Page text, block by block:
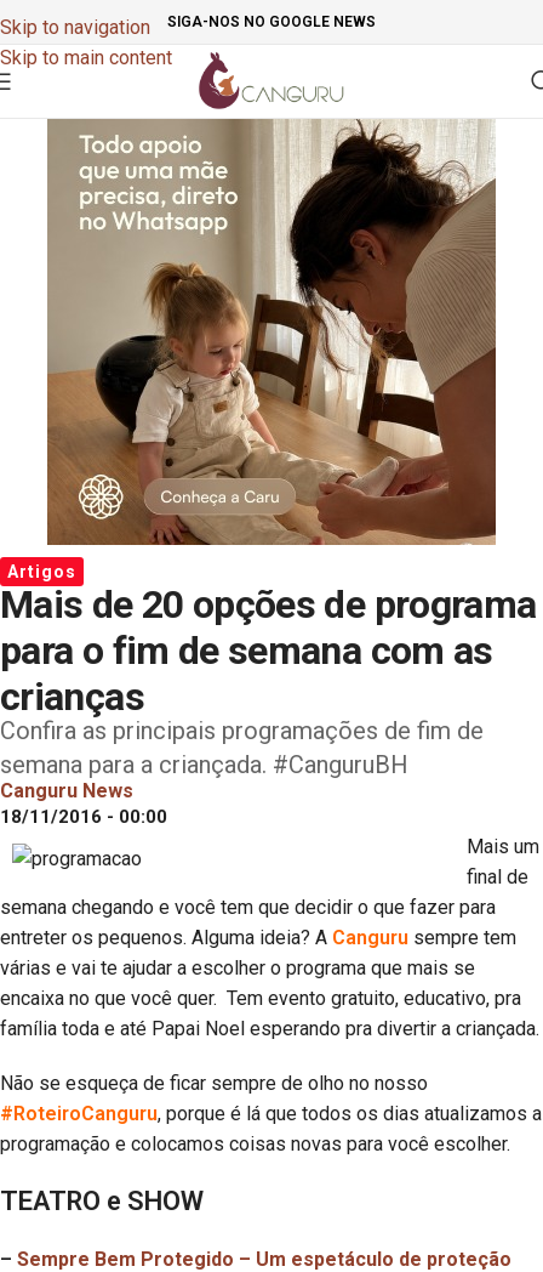
Skip to navigation
Skip to main content
SIGA-NOS NO GOOGLE NEWS
Artigos
Mais de 20 opções de programa
para o fim de semana com as
crianças
Confira as principais programações de fim de
semana para a criançada. #CanguruBH
Canguru News
18/11/2016 - 00:00
Mais um
final de
semana chegando e você tem que decidir o que fazer para
entreter os pequenos. Alguma ideia? A Canguru sempre tem
várias e vai te ajudar a escolher o programa que mais se
encaixa no que você quer. Tem evento gratuito, educativo, pra
família toda e até Papai Noel esperando pra divertir a criançada.
Não se esqueça de ficar sempre de olho no nosso
#RoteiroCanguru, porque é lá que todos os dias atualizamos a
programação e colocamos coisas novas para você escolher.
TEATRO e SHOW
– Sempre Bem Protegido – Um espetáculo de proteção